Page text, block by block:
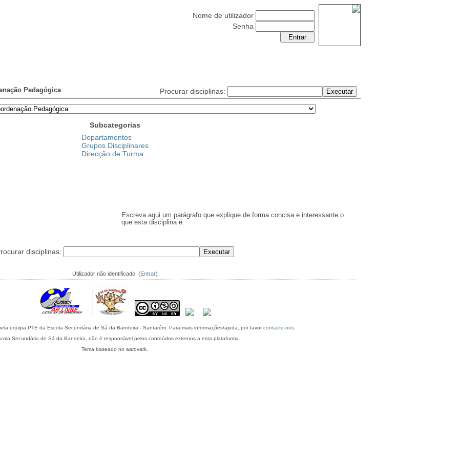
Nome de utilizador
Senha
Pedagógica Procurar disciplinas:
Subcategorias
Departamentos
Grupos Disciplinares
Direcção de Turma
Escreva aqui um parágrafo que explique de forma concisa e interessante o
que esta disciplina é.
disciplinas:
Utilizador não identificado. (Entrar)
Esta plataforma é mantida pela equipa PTE da Escola Secundária de Sá da Bandeira - Santarém. Para mais informações/ajuda, por favorcontacte-nos
Secundária de Sá da Bandeira, não é responsável pelos conteúdos externos a esta plataforma.
Tema baseado no aardvark.